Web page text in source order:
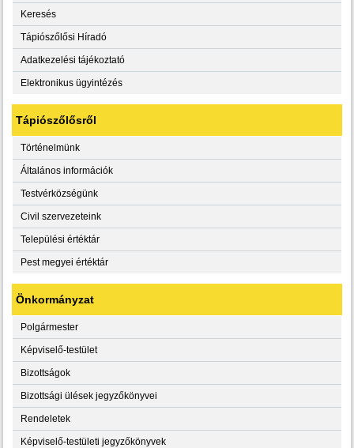
Keresés
Tápiószőlősi Híradó
Adatkezelési tájékoztató
Elektronikus ügyintézés
Tápiószőlősről
Történelmünk
Általános információk
Testvérközségünk
Civil szervezeteink
Települési értéktár
Pest megyei értéktár
Önkormányzat
Polgármester
Képviselő-testület
Bizottságok
Bizottsági ülések jegyzőkönyvei
Rendeletek
Képviselő-testületi jegyzőkönyvek